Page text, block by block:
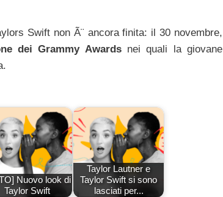
Swift non Ã¨ ancora finita: il 30 novembre,
dei Grammy Awards nei quali la giovane
Nuovo look di
Taylor Swift
Taylor Lautner e
Taylor Swift si sono
lasciati per...